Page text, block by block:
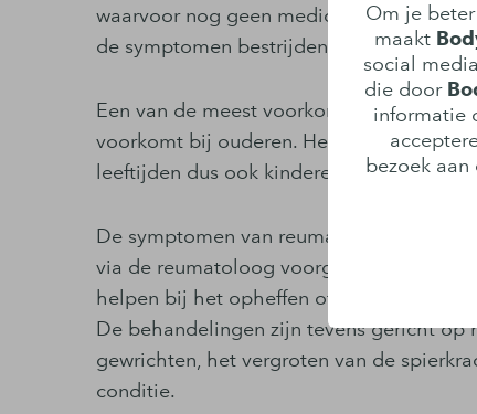
Om je
maakt
social
die door
informatie
bezoek
waarvoor nog geen medicijn is wat
de symptomen bestrijden.
Een van de meest voorkomende
voorkomt bij ouderen. Helaas is deze
leeftijden dus ook kinderen.
De symptomen van reuma kunnen
via de reumatoloog voorgeschreven
helpen bij het opheffen of verbeteren
De behandelingen zijn tevens gericht op
gewrichten, het vergroten van de
conditie.